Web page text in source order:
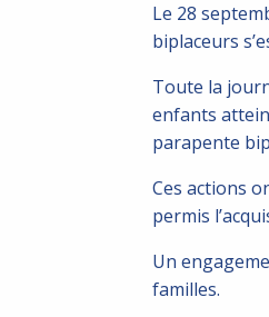
Le 28
biplaceurs
Toute la
enfants
parapente
Ces actions
permis
Un
familles.